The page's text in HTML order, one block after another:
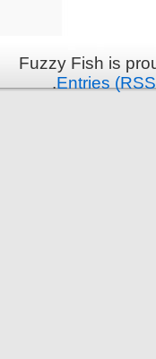
Fuzzy Fish is
Entries
.